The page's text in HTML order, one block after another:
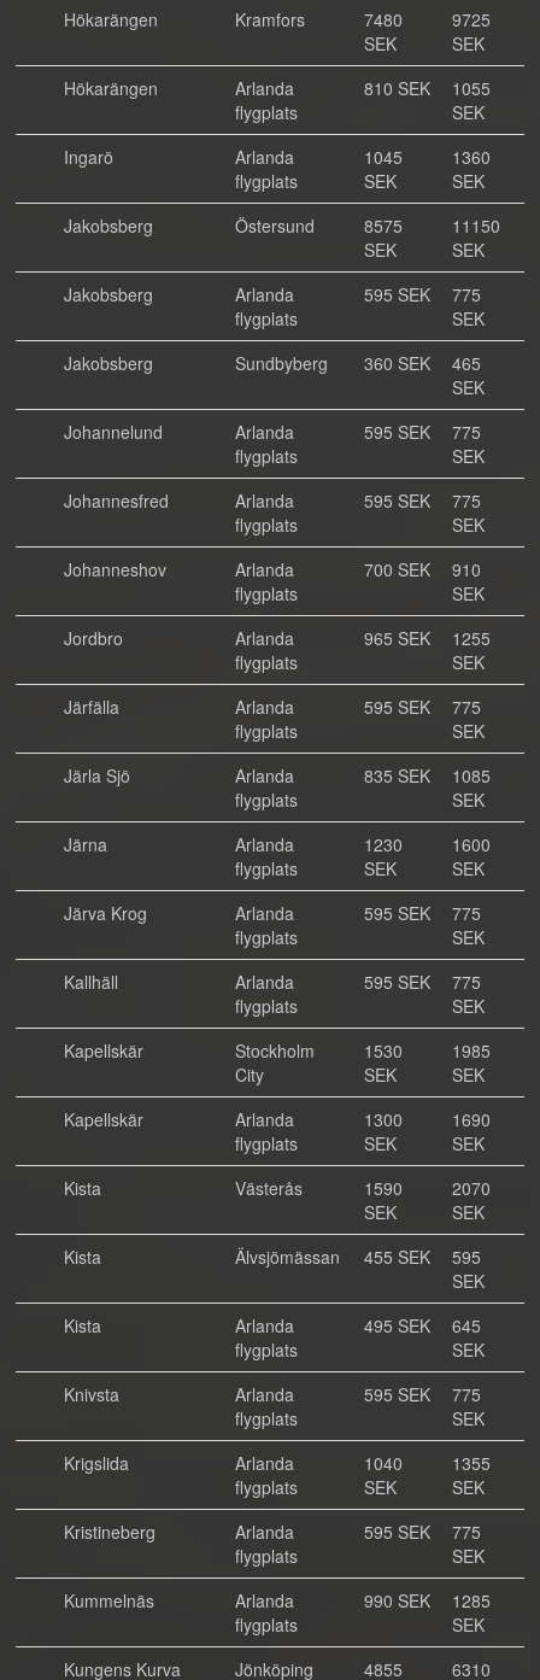
Hökarängen
Kramfors
7480
SEK
9725
SEK
Hökarängen
Arlanda
flygplats
810 SEK
1055
SEK
Ingarö
Arlanda
flygplats
1045
SEK
1360
SEK
Jakobsberg
Östersund
8575
SEK
11150
SEK
Jakobsberg
Arlanda
flygplats
595 SEK
775
SEK
Jakobsberg
Sundbyberg 360 SEK
465
SEK
Johannelund
Arlanda
flygplats
595 SEK
775
SEK
Johannesfred
Arlanda
flygplats
595 SEK
775
SEK
Johanneshov
Arlanda
flygplats
700 SEK
910
SEK
Jordbro
Arlanda
flygplats
965 SEK
1255
SEK
Järfälla
Arlanda
flygplats
595 SEK
775
SEK
Järla Sjö
Arlanda
flygplats
835 SEK
1085
SEK
Järna
Arlanda
flygplats
1230
SEK
1600
SEK
Järva Krog
Arlanda
flygplats
595 SEK
775
SEK
Kallhäll
Arlanda
flygplats
595 SEK
775
SEK
Kapellskär
Stockholm
City
1530
SEK
1985
SEK
Kapellskär
Arlanda
flygplats
1300
SEK
1690
SEK
Kista
Västerås
1590
SEK
2070
SEK
Kista
Älvsjömässan 455 SEK
595
SEK
Kista
Arlanda
flygplats
495 SEK
645
SEK
Knivsta
Arlanda
flygplats
595 SEK
775
SEK
Krigslida
Arlanda
flygplats
1040
SEK
1355
SEK
Kristineberg
Arlanda
flygplats
595 SEK
775
SEK
Kummelnäs
Arlanda
flygplats
990 SEK
1285
SEK
Kungens Kurva
Jönköping 4855 6310